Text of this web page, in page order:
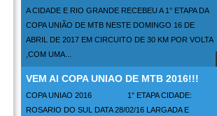
A CIDADE E RIO GRANDE RECEBEU A 1° ETAPA DA
COPA UNIÃO DE MTB NESTE DOMINGO 16 DE
ABRIL DE 2017 EM CIRCUITO DE 30 KM POR VOLTA
,COM UMA...
VEM AI COPA UNIAO DE MTB 2016!!!
COPA UNIAO 2016 1° ETAPA CIDADE:
ROSARIO DO SUL DATA 28/02/16 LARGADA E